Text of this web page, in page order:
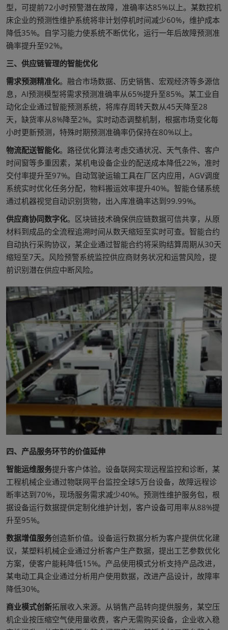
型，可提前72小时预警潜在故障，准确率达85%以上。某数控机
床企业的预测性维护系统将非计划停机时间减少60%，维护成本
降低35%。自学习能力使系统不断优化，运行一年后故障预测准
确率提升至92%。
三、供应链管理的智能优化
需求预测精准化。融合市场数据、历史销售、宏观经济等多源信
息，AI预测模型将需求预测准确率从65%提升至85%。某工业自
动化企业通过智能预测系统，将库存周转天数从45天降至28
天，缺货率从8%降至2%。实时动态调整机制，根据市场变化每
小时更新预测，特殊时期预测准确率仍保持在80%以上。
物流配送智能化。路径优化算法考虑交通状况、天气条件、客户
时间窗等多重因素，某机电设备企业的配送成本降低22%，准时
交付率提升至97%。自动驾驶运输工具在厂区内应用，AGV调度
系统实时优化任务分配，物料搬运效率提升40%。智能仓储系统
通过机器视觉自动识别货物，出入库准确率达到99.99%。
供应商协同数字化。区块链技术确保供应链数据可信共享，从原
材料到成品的全流程追溯时间从数天缩短至实时可查。智能合约
自动执行采购协议，某企业通过智能合约将采购结算周期从30天
缩短至7天。风险预警系统监控供应商财务状况和运营风险，提
前识别潜在供应中断风险。
四、产品服务环节的价值延伸
智能运维服务提升客户体验。设备联网实现远程监控和诊断，某
工程机械企业通过物联网平台监控全球5万台设备，故障远程诊
断率达到70%，现场服务需求减少40%。预测性维护服务包，根
据设备运行数据提供定制化维护计划，客户设备可用率从88%提
升至95%。
数据增值服务创造新价值。设备运行数据分析为客户提供优化建
议，某塑料机械企业通过分析客户生产数据，提出工艺参数优化
方案，使客户能耗降低15%。产品使用模式分析支持产品改进，
某电动工具企业通过分析用户使用数据，改进产品设计，故障率
降低30%。
商业模式创新拓展收入来源。从销售产品转向提供服务，某空压
机企业按压缩空气使用量收费，客户无需购买设备，企业收入稳